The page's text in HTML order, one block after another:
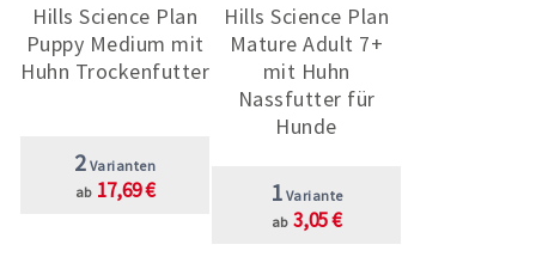
Hills Science Plan
Puppy Medium mit
Huhn Trockenfutter
2 Varianten
ab 17,69 €
Hills Science Plan
Mature Adult 7+
mit Huhn
Nassfutter für
Hunde
1 Variante
ab 3,05 €